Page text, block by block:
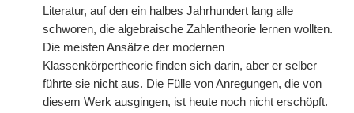
Literatur, auf den ein halbes Jahrhundert lang alle
schworen, die algebraische Zahlentheorie lernen wollten.
Die meisten Ansätze der modernen
Klassenkörpertheorie finden sich darin, aber er selber
führte sie nicht aus. Die Fülle von Anregungen, die von
diesem Werk ausgingen, ist heute noch nicht erschöpft.